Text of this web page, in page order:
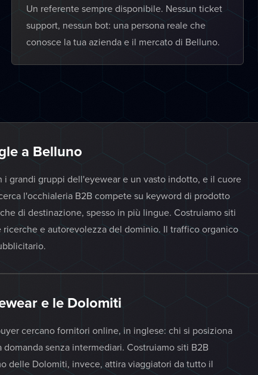
Un referente sempre disponibile. Nessun ticket
support, nessun bot: una persona reale che
conosce la tua azienda e il mercato di Belluno.
a Belluno
grandi gruppi dell'eyewear e un vasto indotto, e il cuore
l'occhialeria B2B compete su keyword di prodotto
di destinazione, spesso in più lingue. Costruiamo siti
e autorevolezza del dominio. Il traffico organico
e le Dolomiti
cercano fornitori online, in inglese: chi si posiziona
senza intermediari. Costruiamo siti B2B
delle Dolomiti, invece, attira viaggiatori da tutto il